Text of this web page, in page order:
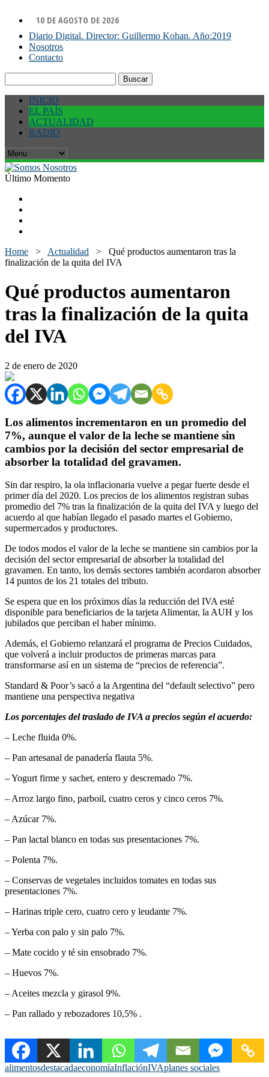
10 DE AGOSTO DE 2026
Diario Digital. Director: Guillermo Kohan. Año:2019
Nosotros
Contacto
INICIO
EL PAÍS
ACTUALIDAD
RADIO
Último Momento
Home > Actualidad > Qué productos aumentaron tras la
finalización de la quita del IVA
Qué productos aumentaron
tras la finalización de la quita
del IVA
2 de enero de 2020
Los alimentos incrementaron en un promedio del
7%, aunque el valor de la leche se mantiene sin
cambios por la decisión del sector empresarial de
absorber la totalidad del gravamen.
Sin dar respiro, la ola inflacionaria vuelve a pegar fuerte desde el
primer día del 2020. Los precios de los alimentos registran subas
promedio del 7% tras la finalización de la quita del IVA y luego del
acuerdo al que habían llegado el pasado martes el Gobierno,
supermercados y productores.
De todos modos el valor de la leche se mantiene sin cambios por la
decisión del sector empresarial de absorber la totalidad del
gravamen. En tanto, los demás sectores también acordaron absorber
14 puntos de los 21 totales del tributo.
Se espera que en los próximos días la reducción del IVA esté
disponible para beneficiarios de la tarjeta Alimentar, la AUH y los
jubilados que perciban el haber mínimo.
Además, el Gobierno relanzará el programa de Precios Cuidados,
que volverá a incluir productos de primeras marcas para
transformarse así en un sistema de “precios de referencia”.
Standard & Poor’s sacó a la Argentina del “default selectivo” pero
mantiene una perspectiva negativa
Los porcentajes del traslado de IVA a precios según el acuerdo:
– Leche fluida 0%.
– Pan artesanal de panadería flauta 5%.
– Yogurt firme y sachet, entero y descremado 7%.
– Arroz largo fino, parboil, cuatro ceros y cinco ceros 7%.
– Azúcar 7%.
– Pan lactal blanco en todas sus presentaciones 7%.
– Polenta 7%.
– Conservas de vegetales incluidos tomates en todas sus
presentaciones 7%.
– Harinas triple cero, cuatro cero y leudante 7%.
– Yerba con palo y sin palo 7%.
– Mate cocido y té sin ensobrado 7%.
– Huevos 7%.
– Aceites mezcla y girasol 9%.
– Pan rallado y rebozadores 10,5% .
alimentosdestacadaeconomíaInflaciónIVAplanes sociales